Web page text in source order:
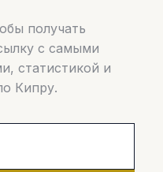
получать
с самыми
статистикой и
Кипру.